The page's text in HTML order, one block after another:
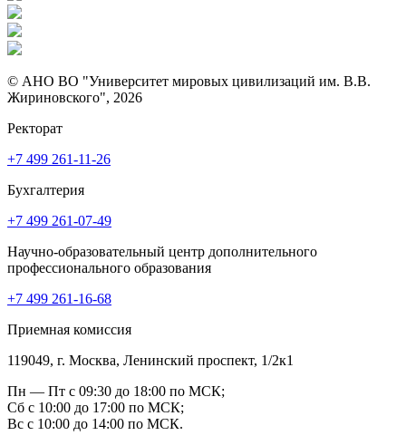
© АНО ВО "Университет мировых цивилизаций им. В.В.
Жириновского", 2026
Ректорат
+7 499 261-11-26
Бухгалтерия
+7 499 261-07-49
Научно-образовательный центр дополнительного
профессионального образования
+7 499 261-16-68
Приемная комиссия
119049, г. Москва, Ленинский проспект, 1/2к1
Пн — Пт с 09:30 до 18:00 по МСК;
Сб с 10:00 до 17:00 по МСК;
Вс с 10:00 до 14:00 по МСК.